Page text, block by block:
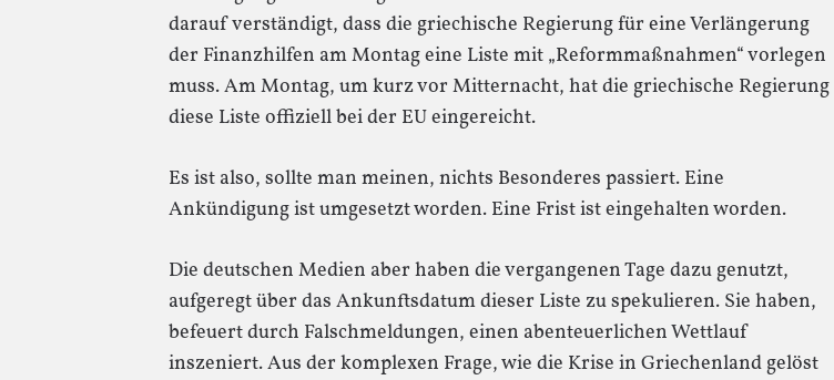
darauf verständigt, dass die griechische Regierung für eine Verlängerung
der Finanzhilfen am Montag eine Liste mit „Reformmaßnahmen“ vorlegen
muss. Am Montag, um kurz vor Mitternacht, hat die griechische Regierung
diese Liste offiziell bei der EU eingereicht.
Es ist also, sollte man meinen, nichts Besonderes passiert. Eine
Ankündigung ist umgesetzt worden. Eine Frist ist eingehalten worden.
Die deutschen Medien aber haben die vergangenen Tage dazu genutzt,
aufgeregt über das Ankunftsdatum dieser Liste zu spekulieren. Sie haben,
befeuert durch Falschmeldungen, einen abenteuerlichen Wettlauf
inszeniert. Aus der komplexen Frage, wie die Krise in Griechenland gelöst